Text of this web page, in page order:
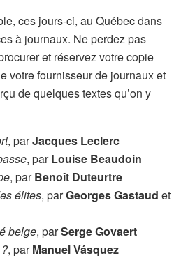
ces jours-ci, au Québec dans
à journaux. Ne perdez pas
et réservez votre copie
votre fournisseur de journaux et
de quelques textes qu’on y
, parJacques Leclerc
, parLouise Beaudoin
, parBenoît Duteurtre
élites, parGeorges Gastaud et
belge, parSerge Govaert
, parManuel Vásquez